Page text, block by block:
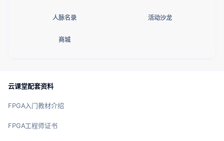
人脉名录 活动沙龙
商城
云课堂配套资料
FPGA入门教材介绍
FPGA工程师证书